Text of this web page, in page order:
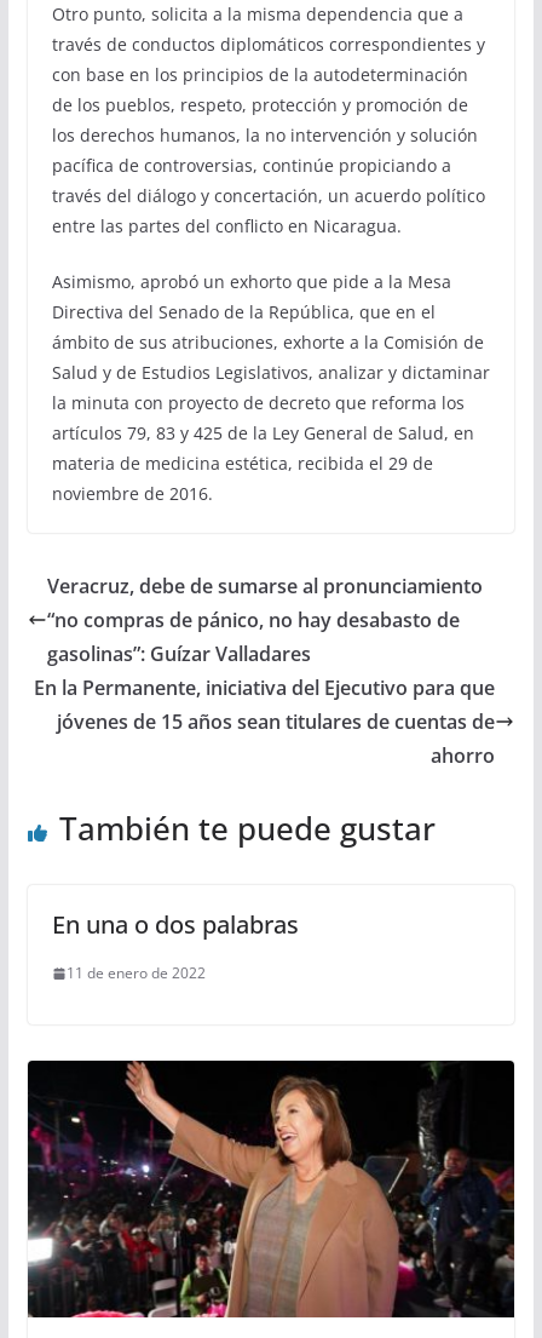
Otro punto, solicita a la misma dependencia que a
través de conductos diplomáticos correspondientes y
con base en los principios de la autodeterminación
de los pueblos, respeto, protección y promoción de
los derechos humanos, la no intervención y solución
pacífica de controversias, continúe propiciando a
través del diálogo y concertación, un acuerdo político
entre las partes del conflicto en Nicaragua.
Asimismo, aprobó un exhorto que pide a la Mesa
Directiva del Senado de la República, que en el
ámbito de sus atribuciones, exhorte a la Comisión de
Salud y de Estudios Legislativos, analizar y dictaminar
la minuta con proyecto de decreto que reforma los
artículos 79, 83 y 425 de la Ley General de Salud, en
materia de medicina estética, recibida el 29 de
noviembre de 2016.
Veracruz, debe de sumarse al pronunciamiento
“no compras de pánico, no hay desabasto de
gasolinas”: Guízar Valladares
En la Permanente, iniciativa del Ejecutivo para que
jóvenes de 15 años sean titulares de cuentas de
ahorro
También te puede gustar
En una o dos palabras
11 de enero de 2022